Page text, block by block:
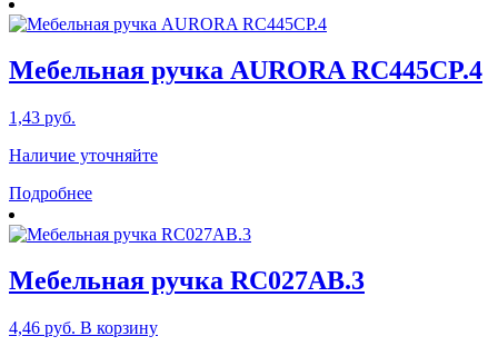
Мебельная ручка AURORA RC445CP.4
1,43 руб.
Наличие уточняйте
Подробнее
Мебельная ручка RC027AB.3
4,46 руб. В корзину